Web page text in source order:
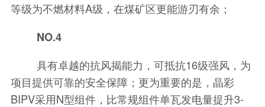
等级为不燃材料A级，在煤矿区更能游刃有余；
NO.4
具有卓越的抗风揭能力，可抵抗16级强风，为
项目提供可靠的安全保障；更为重要的是，晶彩
BIPV采用N型组件，比常规组件单瓦发电量提升3-